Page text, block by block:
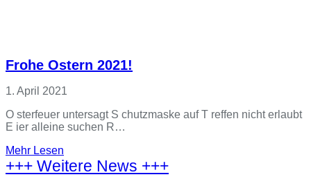
Frohe Ostern 2021!
1. April 2021
O sterfeuer untersagt S chutzmaske auf T reffen nicht erlaubt
E ier alleine suchen R…
Mehr Lesen
+++ Weitere News +++